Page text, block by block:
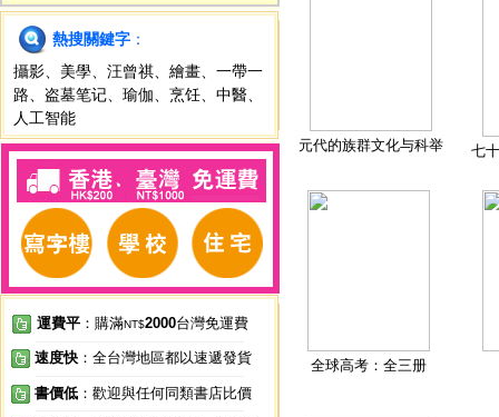
熱搜關鍵字 ：
攝影
美學 汪曾祺 繪畫
一帶一
路
盗墓笔记 瑜伽 烹饪 中醫
人工智能
運費平 ：購滿NT$2000台灣免運費
速度快 ：全台灣地區都以速遞發貨
書價低 ：歡迎與任何同類書店比價
元代的族群文化与科举 七
全球高考：全三册